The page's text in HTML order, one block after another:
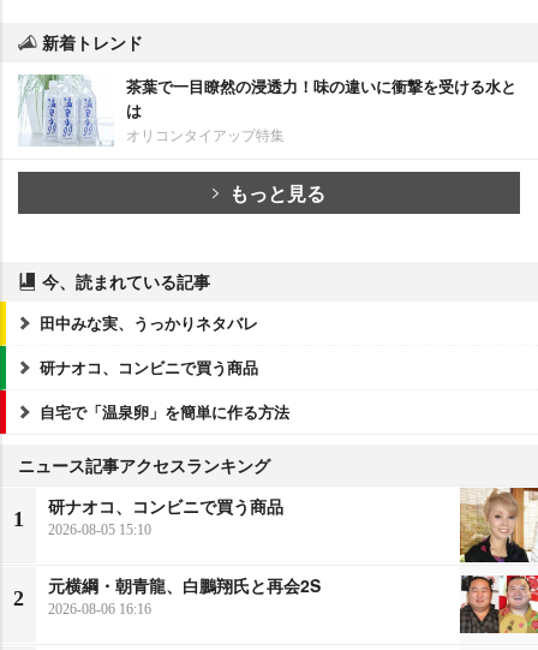
新着トレンド
茶葉で一目瞭然の浸透力！味の違いに衝撃を受ける水と
は
オリコンタイアップ特集
もっと見る
今、読まれている記事
田中みな実、うっかりネタバレ
研ナオコ、コンビニで買う商品
自宅で「温泉卵」を簡単に作る方法
ニュース記事アクセスランキング
1
研ナオコ、コンビニで買う商品
2026-08-05 15:10
2
元横綱・朝青龍、白鵬翔氏と再会2S
2026-08-06 16:16